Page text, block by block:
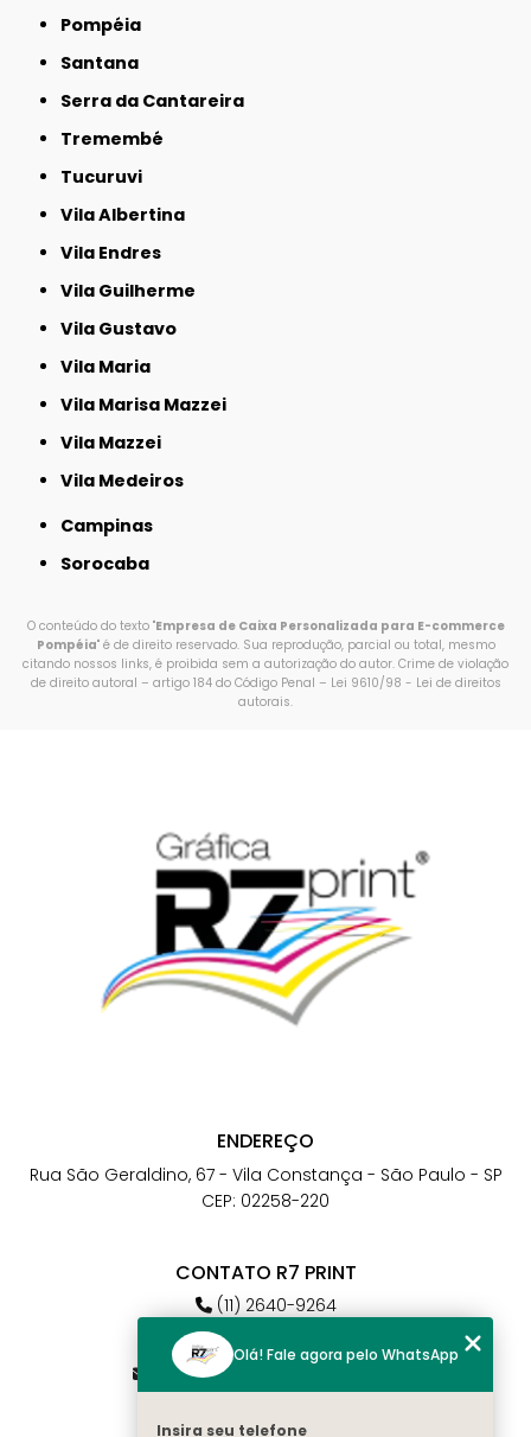
Pompéia
Santana
Serra da Cantareira
Tremembé
Tucuruvi
Vila Albertina
Vila Endres
Vila Guilherme
Vila Gustavo
Vila Maria
Vila Marisa Mazzei
Vila Mazzei
Vila Medeiros
Campinas
Sorocaba
O conteúdo do texto "Empresa de Caixa Personalizada para E-commerce
Pompéia" é de direito reservado. Sua reprodução, parcial ou total, mesmo
citando nossos links, é proibida sem a autorização do autor. Crime de violação
de direito autoral – artigo 184 do Código Penal – Lei 9610/98 - Lei de direitos
autorais.
ENDEREÇO
Rua São Geraldino, 67 - Vila Constança - São Paulo - SP
CEP: 02258-220
CONTATO R7 PRINT
(11) 2640-9264
(11) 98784-6664
atendimento@r7print.com.br
Olá! Fale agora pelo WhatsApp
Insira seu telefone